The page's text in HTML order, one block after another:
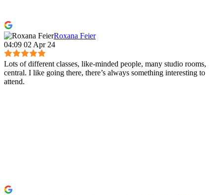
Roxana Feier
04:09 02 Apr 24
Lots of different classes, like-minded people, many studio rooms,
central. I like going there, there’s always something interesting to
attend.